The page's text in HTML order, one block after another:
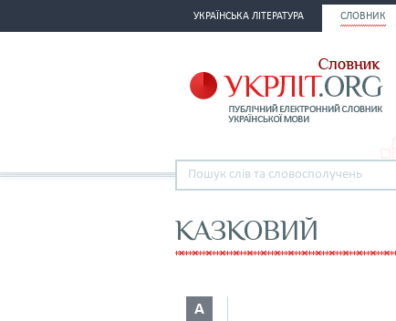
УКРАЇНСЬКА ЛІТЕРАТУРА СЛОВНИК
КАЗКОВИЙ
А